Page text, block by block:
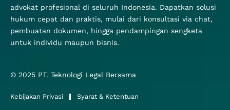
advokat profesional di seluruh Indonesia. Dapatkan solusi
hukum cepat dan praktis, mulai dari konsultasi via chat,
pembuatan dokumen, hingga pendampingan sengketa
untuk individu maupun bisnis.
© 2025 PT. Teknologi Legal Bersama
Kebijakan Privasi Syarat & Ketentuan